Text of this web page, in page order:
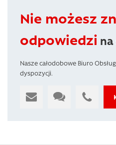
Nie możesz
odpowiedzi
Nasze całodobowe Biuro
dyspozycji.